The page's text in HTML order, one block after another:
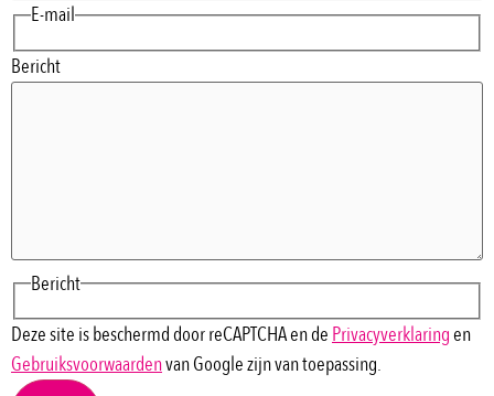
E-mail
Bericht
Bericht
Deze site is beschermd door reCAPTCHA en dePrivacyverklaringen
Gebruiksvoorwaardenvan Google zijn van toepassing.